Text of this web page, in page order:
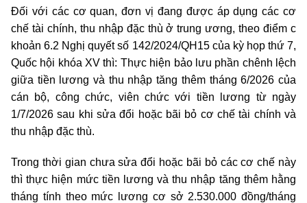
Đối với các cơ quan, đơn vị đang được áp dụng các cơ
chế tài chính, thu nhập đặc thù ở trung ương, theo điểm c
khoản 6.2 Nghị quyết số 142/2024/QH15 của kỳ họp thứ 7,
Quốc hội khóa XV thì: Thực hiện bảo lưu phần chênh lệch
giữa tiền lương và thu nhập tăng thêm tháng 6/2026 của
cán bộ, công chức, viên chức với tiền lương từ ngày
1/7/2026 sau khi sửa đổi hoặc bãi bỏ cơ chế tài chính và
thu nhập đặc thù.
Trong thời gian chưa sửa đổi hoặc bãi bỏ các cơ chế này
thì thực hiện mức tiền lương và thu nhập tăng thêm hằng
tháng tính theo mức lương cơ sở 2.530.000 đồng/tháng